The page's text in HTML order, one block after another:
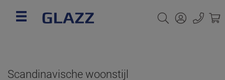
Scandinavische woonstijl